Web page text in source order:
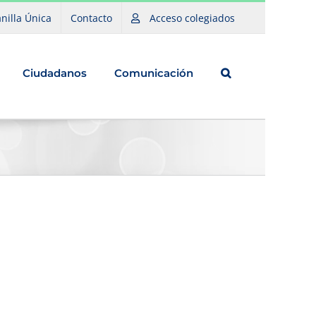
Única Contacto Acceso colegiados
Ciudadanos Comunicación